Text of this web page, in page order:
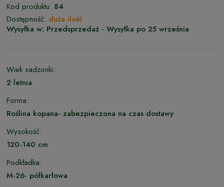
Kod produktu: 84
Dostępność: duża ilość
Wysyłka w: Przedsprzedaż - Wysyłka po 25 września
Wiek sadzonki:
2 letnia
Forma:
Roślina kopana- zabezpieczona na czas dostawy
Wysokość:
120-140 cm
Podkładka:
M-26- półkarłowa